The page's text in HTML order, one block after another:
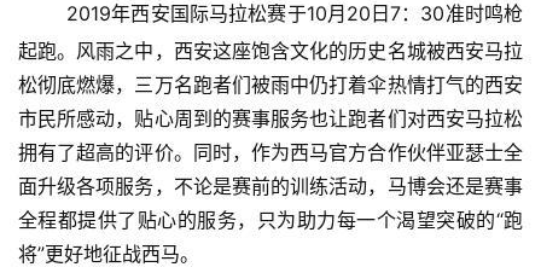
2019年西安国际马拉松赛于10月20日7：30准时鸣枪
起跑。风雨之中，西安这座饱含文化的历史名城被西安马拉
松彻底燃爆，三万名跑者们被雨中仍打着伞热情打气的西安
市民所感动，贴心周到的赛事服务也让跑者们对西安马拉松
拥有了超高的评价。同时，作为西马官方合作伙伴亚瑟士全
面升级各项服务，不论是赛前的训练活动，马博会还是赛事
全程都提供了贴心的服务，只为助力每一个渴望突破的“跑
将”更好地征战西马。